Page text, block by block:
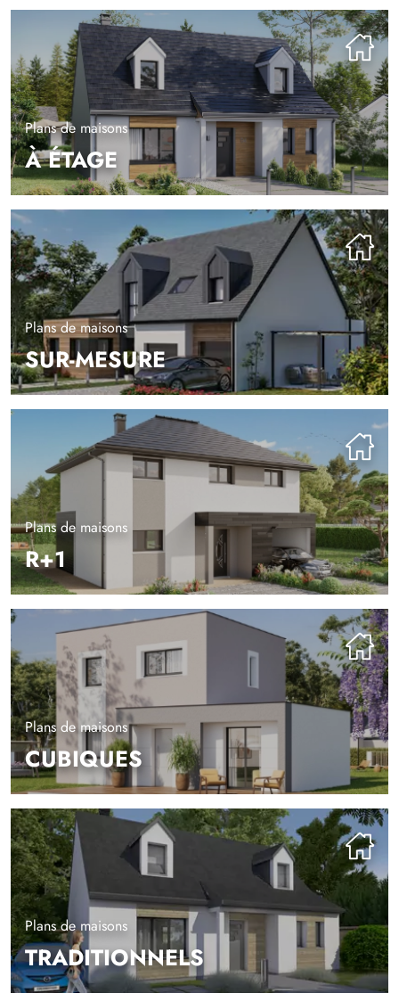
Plans de maisons
À ÉTAGE
Plans de maisons
SUR-MESURE
Plans de maisons
R+1
Plans de maisons
CUBIQUES
Plans de maisons
TRADITIONNELS